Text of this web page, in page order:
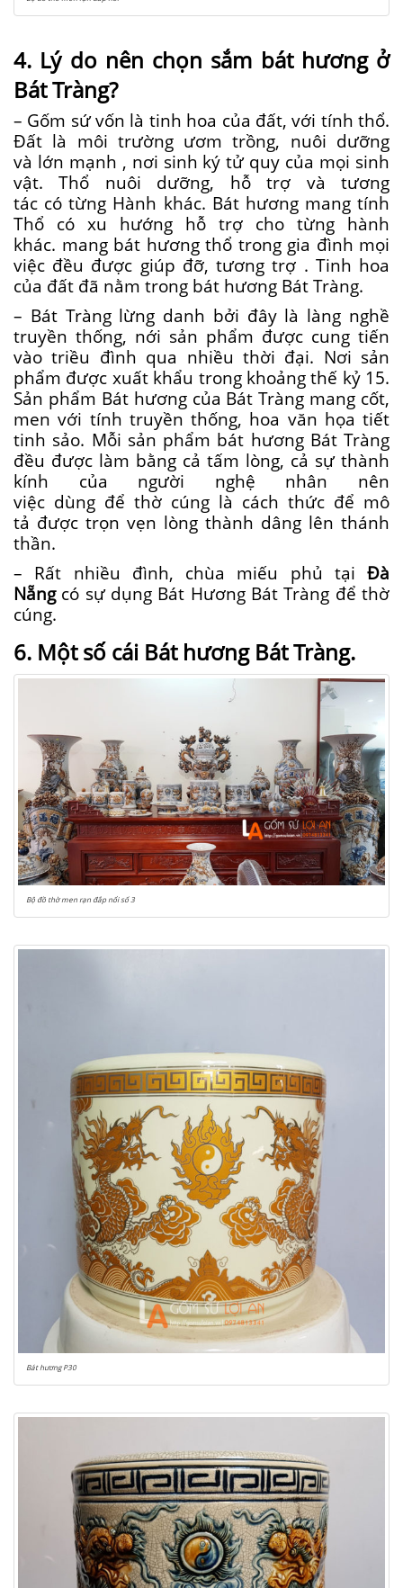
4. Lý do nên chọn sắm bát hương ở
Bát Tràng?
– Gốm sứ vốn là tinh hoa của đất,với tính thổ.
Đất là môi trường ươm trồng, nuôi dưỡng
và lớn mạnh , nơi sinh kýtử quy của mọi sinh
vật. Thổ nuôi dưỡng, hỗ trợ và tương
tác cótừng Hành khác. Bát hương mang tính
Thổ có xu hướng hỗ trợ cho từng hành
khác. mang bát hương thổ trong gia đình mọi
việc đều được giúp đỡ,tương trợ . Tinh hoa
của đất đã nằm trong bát hương Bát Tràng.
– Bát Tràng lừng danh bởi đây là làng nghề
truyền thống, nới sản phẩm được cung tiến
vào triều đình qua nhiều thời đại. Nơi sản
phẩm được xuất khẩu trong khoảngthế kỷ 15.
Sản phẩm Bát hương của Bát Tràng mang cốt,
menvới tính truyền thống, hoa văn họa tiết
tinh sảo. Mỗi sản phẩm bát hương Bát Tràng
đều được làm bằng cả tấm lòng, cả sự thành
kính của người nghệ nhân nên
việc dùng để thờ cúng là cách thức để mô
tả được trọn vẹn lòng thành dâng lên thánh
thần.
– Rất nhiều đình, chùa miếu phủ tại Đà
Nẵngcó sự dụng Bát Hương Bát Tràng để thờ
cúng.
6. Mộtsố cái Bát hương Bát Tràng.
Bộ đồ thờ men rạn đắp nổi số 3
Bát hương P30